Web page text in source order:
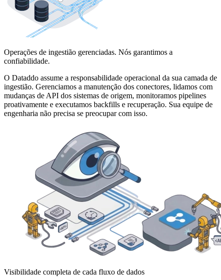
Operações de ingestião gerenciadas. Nós garantimos a
confiabilidade.
O Dataddo assume a responsabilidade operacional da sua camada de
ingestião. Gerenciamos a manutenção dos conectores, lidamos com
mudanças de API dos sistemas de origem, monitoramos pipelines
proativamente e executamos backfills e recuperação. Sua equipe de
engenharia não precisa se preocupar com isso.
Visibilidade completa de cada fluxo de dados